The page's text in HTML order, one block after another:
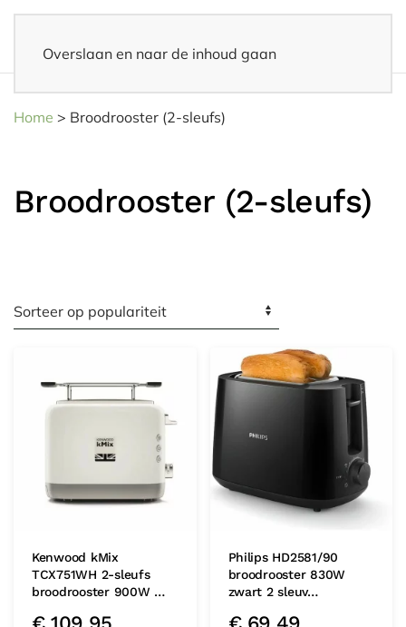
Overslaan en naar de inhoud gaan
Home > Broodrooster (2-sleufs)
Broodrooster (2-sleufs)
Kenwood kMix
TCX751WH 2-sleufs
broodrooster 900W …
€109,95
Philips HD2581/90
broodrooster 830W
zwart 2 sleuv…
€69,49